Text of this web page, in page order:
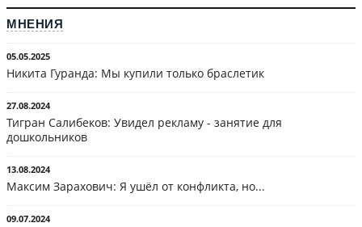
МНЕНИЯ
05.05.2025
Никита Гуранда: Мы купили только браслетик
27.08.2024
Тигран Салибеков: Увидел рекламу - занятие для
дошкольников
13.08.2024
Максим Зарахович: Я ушёл от конфликта, но...
09.07.2024